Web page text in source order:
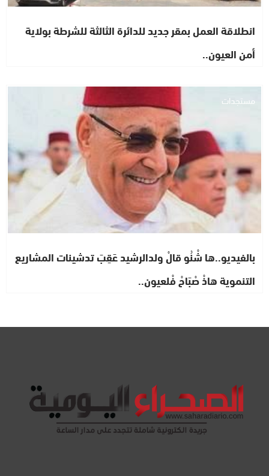
انطلاقة العمل بمقر جديد للدائرة الثالثة للشرطة بولاية
أمن العيون..
مستجدات
بالفيديو..ها شْنُو قالْ ولدالرشيد عَقِبَ تدشينات المشاريع
التنموية هاذْ صْبَاحْ فْلعيون..